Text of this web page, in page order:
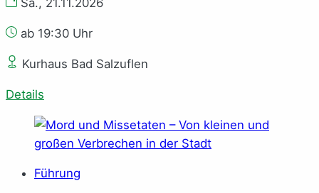
Sa., 21.11.2026
ab 19:30 Uhr
Kurhaus Bad Salzuflen
Details
Führung